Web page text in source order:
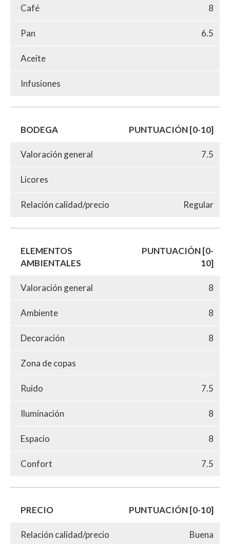
Café 8
Pan 6.5
Aceite
Infusiones
BODEGA PUNTUACIÓN [0-10]
Valoración general 7.5
Licores
Relación calidad/precio Regular
ELEMENTOS
AMBIENTALES
PUNTUACIÓN [0-
10]
Valoración general 8
Ambiente 8
Decoración 8
Zona de copas
Ruido 7.5
Iluminación 8
Espacio 8
Confort 7.5
PRECIO PUNTUACIÓN [0-10]
Relación calidad/precio Buena